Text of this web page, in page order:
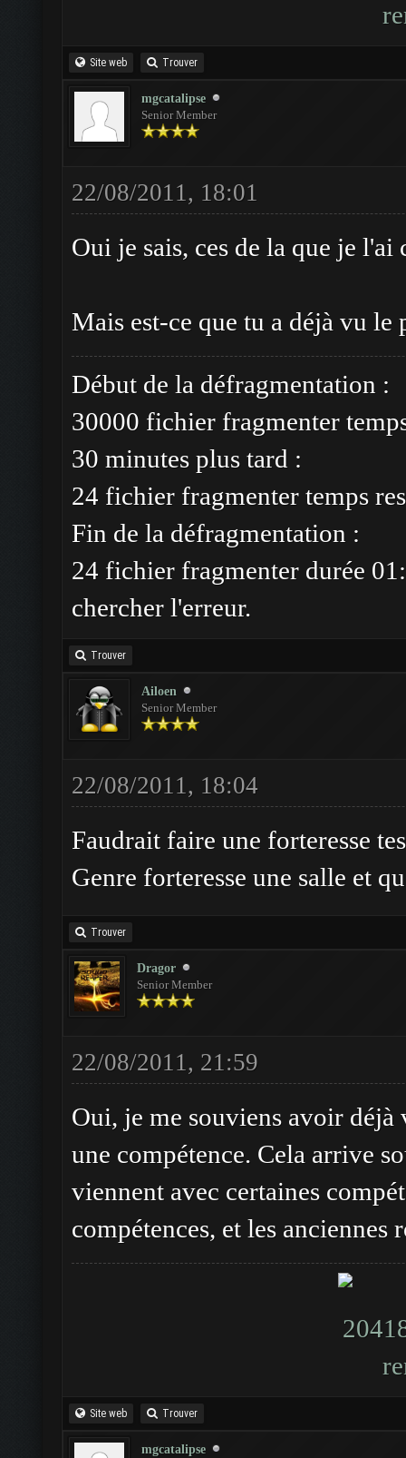
Site web Trouver
mgcatalipse
Senior Member
22/08/2011, 18:01
Oui je sais, ces de la que je l'ai
Mais est-ce que tu a déjà vu le
Début de la défragmentation :
30000 fichier fragmenter
30 minutes plus tard :
24 fichier fragmenter temps
Fin de la défragmentation :
24 fichier fragmenter durée
chercher l'erreur.
Trouver
Ailoen
Senior Member
22/08/2011, 18:04
Faudrait faire une forteresse
Genre forteresse une salle et
Trouver
Dragor
Senior Member
22/08/2011, 21:59
Oui, je me souviens avoir déjà
une compétence. Cela arrive
viennent avec certaines
compétences, et les
Site web Trouver
mgcatalipse